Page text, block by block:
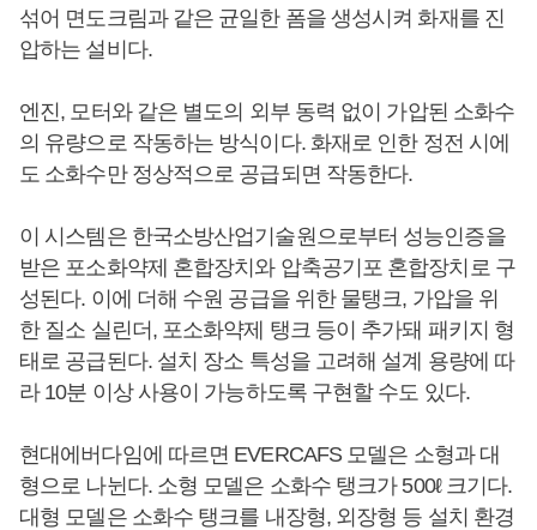
섞어 면도크림과 같은 균일한 폼을 생성시켜 화재를 진
압하는 설비다.
엔진, 모터와 같은 별도의 외부 동력 없이 가압된 소화수
의 유량으로 작동하는 방식이다. 화재로 인한 정전 시에
도 소화수만 정상적으로 공급되면 작동한다.
이 시스템은 한국소방산업기술원으로부터 성능인증을
받은 포소화약제 혼합장치와 압축공기포 혼합장치로 구
성된다. 이에 더해 수원 공급을 위한 물탱크, 가압을 위
한 질소 실린더, 포소화약제 탱크 등이 추가돼 패키지 형
태로 공급된다. 설치 장소 특성을 고려해 설계 용량에 따
라 10분 이상 사용이 가능하도록 구현할 수도 있다.
현대에버다임에 따르면 EVERCAFS 모델은 소형과 대
형으로 나뉜다. 소형 모델은 소화수 탱크가 500ℓ 크기다.
대형 모델은 소화수 탱크를 내장형, 외장형 등 설치 환경